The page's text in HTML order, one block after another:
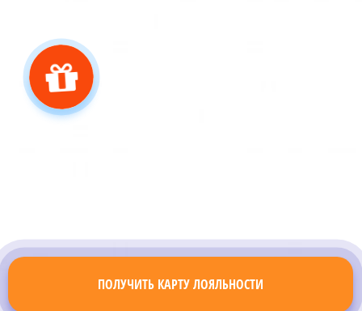
ПОЛУЧИТЬ КАРТУ ЛОЯЛЬНОСТИ